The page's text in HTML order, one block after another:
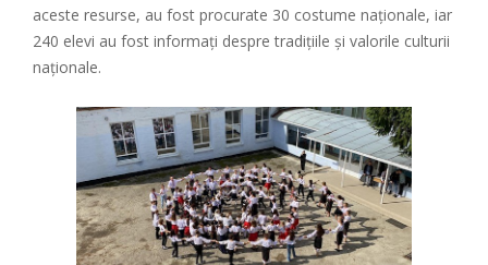
aceste resurse, au fost procurate 30 costume naționale, iar
240 elevi au fost informați despre tradițiile și valorile culturii
naționale.